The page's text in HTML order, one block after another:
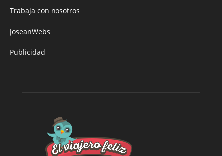
Trabaja con nosotros
JoseanWebs
Publicidad